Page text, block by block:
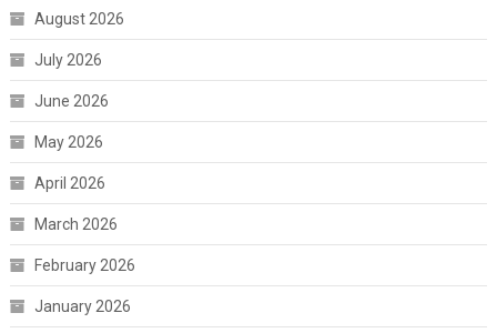
August 2026
July 2026
June 2026
May 2026
April 2026
March 2026
February 2026
January 2026